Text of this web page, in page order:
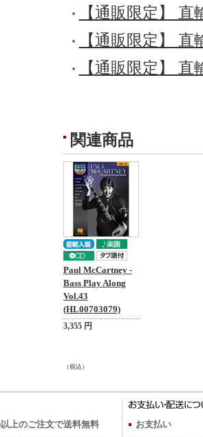
【通販限定】 直
【通販限定】 直
【通販限定】 直
関連商品
Paul McCartney -
Bass Play Along
Vol.43
(HL00703079)
3,355 円
（税込）
上のご注文で送料無料
お支払い